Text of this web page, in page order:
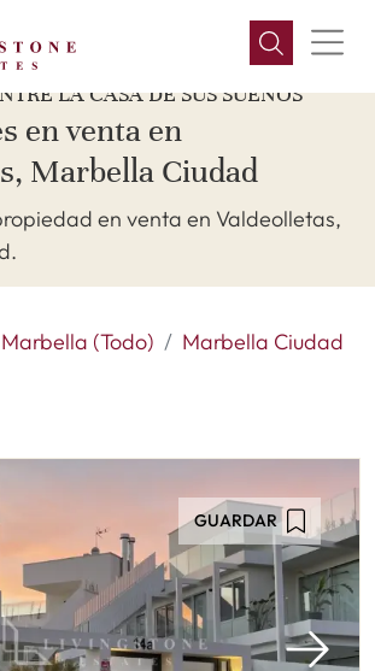
LA CASA DE SUS SUEÑOS
en venta en
Marbella Ciudad
en venta en Valdeolletas,
Marbella (Todo)
Marbella Ciudad
GUARDAR